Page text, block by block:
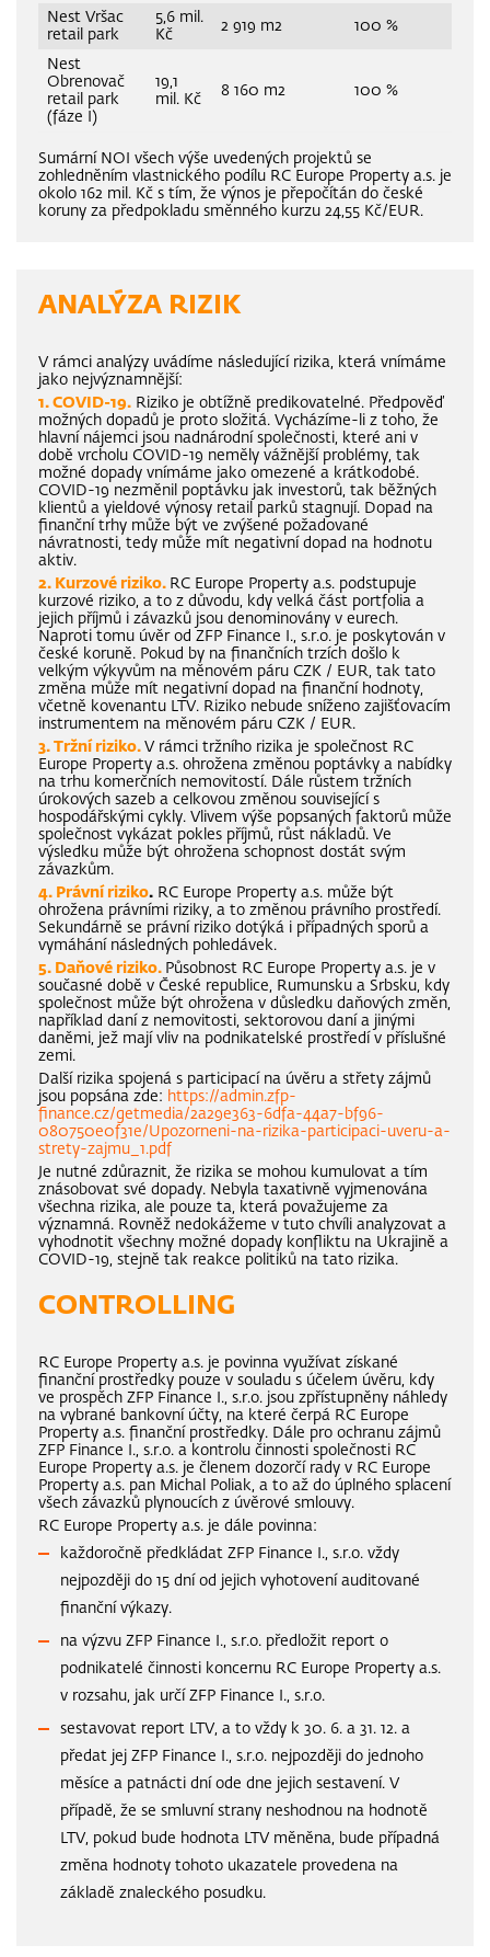
Nest Vršac
retail park
5,6 mil.
Kč
2 919 m2 100 %
Nest
Obrenovač
retail park
(fáze I)
19,1
mil. Kč
8 160 m2 100 %
Sumární NOI všech výše uvedených projektů se
zohledněním vlastnického podílu RC Europe Property a.s. je
okolo 162 mil. Kč s tím, že výnos je přepočítán do české
koruny za předpokladu směnného kurzu 24,55 Kč/EUR.
ANALÝZA RIZIK
V rámci analýzy uvádíme následující rizika, která vnímáme
jako nejvýznamnější:
1. COVID-19. Riziko je obtížně predikovatelné. Předpověď
možných dopadů je proto složitá. Vycházíme-li z toho, že
hlavní nájemci jsou nadnárodní společnosti, které ani v
době vrcholu COVID-19 neměly vážnější problémy, tak
možné dopady vnímáme jako omezené a krátkodobé.
COVID-19 nezměnil poptávku jak investorů, tak běžných
klientů a yieldové výnosy retail parků stagnují. Dopad na
finanční trhy může být ve zvýšené požadované
návratnosti, tedy může mít negativní dopad na hodnotu
aktiv.
2. Kurzové riziko. RC Europe Property a.s. podstupuje
kurzové riziko, a to z důvodu, kdy velká část portfolia a
jejich příjmů i závazků jsou denominovány v eurech.
Naproti tomu úvěr od ZFP Finance I., s.r.o. je poskytován v
české koruně. Pokud by na finančních trzích došlo k
velkým výkyvům na měnovém páru CZK / EUR, tak tato
změna může mít negativní dopad na finanční hodnoty,
včetně kovenantu LTV. Riziko nebude sníženo zajišťovacím
instrumentem na měnovém páru CZK / EUR.
3. Tržní riziko. V rámci tržního rizika je společnost RC
Europe Property a.s. ohrožena změnou poptávky a nabídky
na trhu komerčních nemovitostí. Dále růstem tržních
úrokových sazeb a celkovou změnou související s
hospodářskými cykly. Vlivem výše popsaných faktorů může
společnost vykázat pokles příjmů, růst nákladů. Ve
výsledku může být ohrožena schopnost dostát svým
závazkům.
4. Právní riziko. RC Europe Property a.s. může být
ohrožena právními riziky, a to změnou právního prostředí.
Sekundárně se právní riziko dotýká i případných sporů a
vymáhání následných pohledávek.
5. Daňové riziko. Působnost RC Europe Property a.s. je v
současné době v České republice, Rumunsku a Srbsku, kdy
společnost může být ohrožena v důsledku daňových změn,
například daní z nemovitosti, sektorovou daní a jinými
daněmi, jež mají vliv na podnikatelské prostředí v příslušné
zemi.
Další rizika spojená s participací na úvěru a střety zájmů
jsou popsána zde: https://admin.zfp-
finance.cz/getmedia/2a29e363-6dfa-44a7-bf96-
080750e0f31e/Upozorneni-na-rizika-participaci-uveru-a-
strety-zajmu_1.pdf
Je nutné zdůraznit, že rizika se mohou kumulovat a tím
znásobovat své dopady. Nebyla taxativně vyjmenována
všechna rizika, ale pouze ta, která považujeme za
významná. Rovněž nedokážeme v tuto chvíli analyzovat a
vyhodnotit všechny možné dopady konfliktu na Ukrajině a
COVID-19, stejně tak reakce politiků na tato rizika.
CONTROLLING
RC Europe Property a.s. je povinna využívat získané
finanční prostředky pouze v souladu s účelem úvěru, kdy
ve prospěch ZFP Finance I., s.r.o. jsou zpřístupněny náhledy
na vybrané bankovní účty, na které čerpá RC Europe
Property a.s. finanční prostředky. Dále pro ochranu zájmů
ZFP Finance I., s.r.o. a kontrolu činnosti společnosti RC
Europe Property a.s. je členem dozorčí rady v RC Europe
Property a.s. pan Michal Poliak, a to až do úplného splacení
všech závazků plynoucích z úvěrové smlouvy.
RC Europe Property a.s. je dále povinna:
každoročně předkládat ZFP Finance I., s.r.o. vždy
nejpozději do 15 dní od jejich vyhotovení auditované
finanční výkazy.
na výzvu ZFP Finance I., s.r.o. předložit report o
podnikatelé činnosti koncernu RC Europe Property a.s.
v rozsahu, jak určí ZFP Finance I., s.r.o.
sestavovat report LTV, a to vždy k 30. 6. a 31. 12. a
předat jej ZFP Finance I., s.r.o. nejpozději do jednoho
měsíce a patnácti dní ode dne jejich sestavení. V
případě, že se smluvní strany neshodnou na hodnotě
LTV, pokud bude hodnota LTV měněna, bude případná
změna hodnoty tohoto ukazatele provedena na
základě znaleckého posudku.